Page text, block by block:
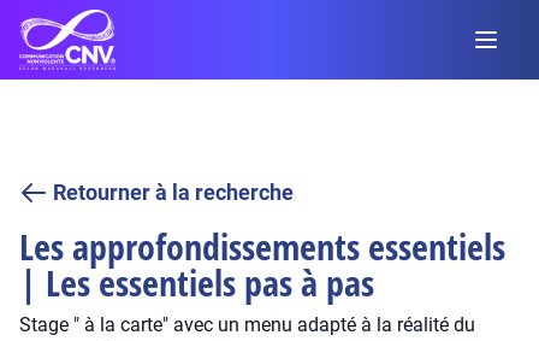
Retourner à la recherche
Les approfondissements essentiels
| Les essentiels pas à pas
Stage " à la carte" avec un menu adapté à la réalité du